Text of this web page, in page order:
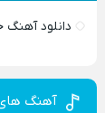
دانلود آهنگ
آهنگ